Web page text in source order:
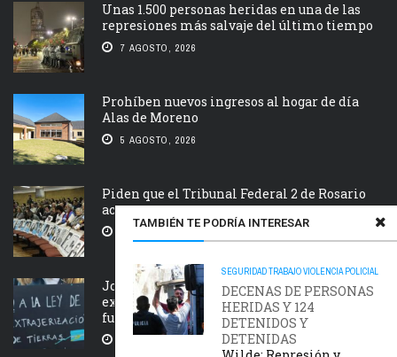
TAMBIÉN TE PODRÍA INTERESAR
SEGURIDADTRABAJOVIOLENCIA POLICIAL
DECENAS DE PERSONAS
HERIDAS Y 124
DETENIDOS Y
DETENIDAS
Unas 1.500 personas heridas en una de las
represiones más salvaje del último tiempo
7 AGOSTO, 2026
Prohíben nuevos ingresos al hogar de día
Alas de Moreno
5 AGOSTO, 2026
Piden que el Tribunal Federal 2 de Rosario
acelere el juicio Saint Amant IV
Jornada nacional en rechazo a la
extranjerización de tierras, manejo del
fuego y desalojos